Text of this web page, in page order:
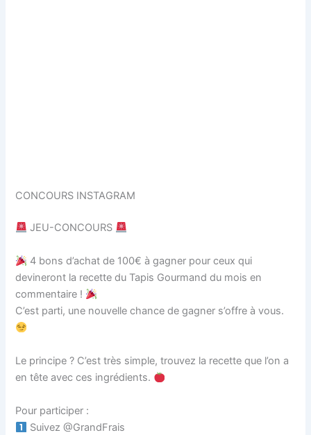
CONCOURS INSTAGRAM
JEU-CONCOURS
4 bons d’achat de 100€ à gagner pour ceux qui
devineront la recette du Tapis Gourmand du mois en
commentaire !
C’est parti, une nouvelle chance de gagner s’offre à vous.
Le principe ? C’est très simple, trouvez la recette que l’on a
en tête avec ces ingrédients.
Pour participer :⁣⁣⁣
Suivez @GrandFrais⁣⁣⁣⁣⁣